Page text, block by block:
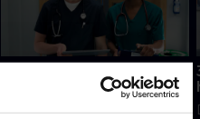
Den nye lægevikar charmerer